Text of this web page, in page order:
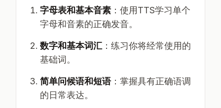
字母表和基本音素 ：使用TTS学习单个
字母和音素的正确发音。
数字和基本词汇 ：练习你将经常使用的
基础词。
简单问候语和短语：掌握具有正确语调
的日常表达。